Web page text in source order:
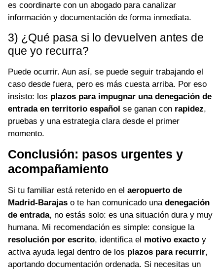
es coordinarte con un abogado para canalizar
información y documentación de forma inmediata.
3) ¿Qué pasa si lo devuelven antes de
que yo recurra?
Puede ocurrir. Aun así, se puede seguir trabajando el
caso desde fuera, pero es más cuesta arriba. Por eso
insisto: los plazos para impugnar una denegación de
entrada en territorio español se ganan con rapidez,
pruebas y una estrategia clara desde el primer
momento.
Conclusión: pasos urgentes y
acompañamiento
Si tu familiar está retenido en el aeropuerto de
Madrid-Barajas o te han comunicado una denegación
de entrada, no estás solo: es una situación dura y muy
humana. Mi recomendación es simple: consigue la
resolución por escrito, identifica el motivo exacto y
activa ayuda legal dentro de los plazos para recurrir,
aportando documentación ordenada. Si necesitas un